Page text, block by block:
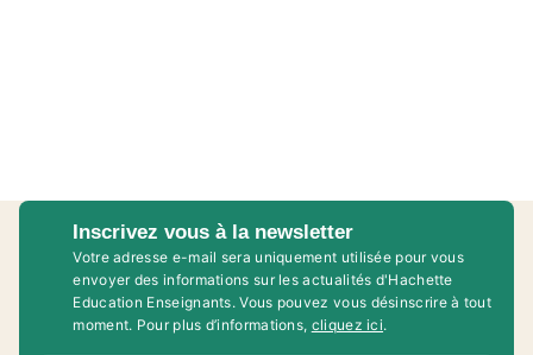
Inscrivez vous à la newsletter
Votre adresse e-mail sera uniquement utilisée pour vous
envoyer des informations sur les actualités d'Hachette
Education Enseignants. Vous pouvez vous désinscrire à tout
moment. Pour plus d’informations, cliquez ici.